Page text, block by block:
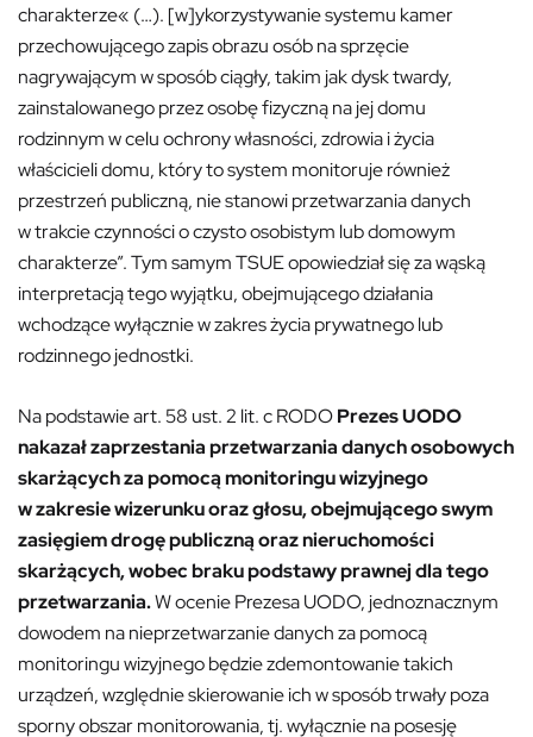
charakterze« (…). [w]ykorzystywanie systemu kamer
przechowującego zapis obrazu osób na sprzęcie
nagrywającym w sposób ciągły, takim jak dysk twardy,
zainstalowanego przez osobę fizyczną na jej domu
rodzinnym w celu ochrony własności, zdrowia i życia
właścicieli domu, który to system monitoruje również
przestrzeń publiczną, nie stanowi przetwarzania danych
w trakcie czynności o czysto osobistym lub domowym
charakterze”. Tym samym TSUE opowiedział się za wąską
interpretacją tego wyjątku, obejmującego działania
wchodzące wyłącznie w zakres życia prywatnego lub
rodzinnego jednostki.
Na podstawie art. 58 ust. 2 lit. c RODOPrezes UODO
nakazałzaprzestania przetwarzania danych osobowych
skarżących za pomocą monitoringu wizyjnego
w zakresie wizerunku oraz głosu, obejmującego swym
zasięgiem drogę publiczną oraz nieruchomości
skarżących, wobec braku podstawy prawnej dla tego
przetwarzania.W ocenie Prezesa UODO, jednoznacznym
dowodem na nieprzetwarzanie danych za pomocą
monitoringu wizyjnego będzie zdemontowanie takich
urządzeń, względnie skierowanie ich w sposób trwały poza
sporny obszar monitorowania, tj. wyłącznie na posesję